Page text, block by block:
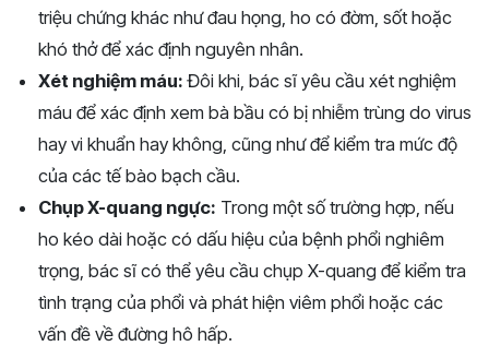
triệu chứng khác như đau họng, ho có đờm, sốt hoặc
khó thở để xác định nguyên nhân.
Xét nghiệm máu: Đôi khi, bác sĩ yêu cầu xét nghiệm
máu để xác định xem bà bầu có bị nhiễm trùng do virus
hay vi khuẩn hay không, cũng như để kiểm tra mức độ
của các tế bào bạch cầu.
Chụp X-quang ngực: Trong một số trường hợp, nếu
ho kéo dài hoặc có dấu hiệu của bệnh phổi nghiêm
trọng, bác sĩ có thể yêu cầu chụp X-quang để kiểm tra
tình trạng của phổi và phát hiện viêm phổi hoặc các
vấn đề về đường hô hấp.